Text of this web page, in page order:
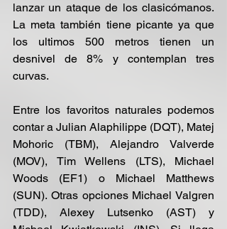
lanzar un ataque de los clasicómanos.
La meta también tiene picante ya que
los ultimos 500 metros tienen un
desnivel de 8% y contemplan tres
curvas.
Entre los favoritos naturales podemos
contar a Julian Alaphilippe (DQT), Matej
Mohoric (TBM), Alejandro Valverde
(MOV), Tim Wellens (LTS), Michael
Woods (EF1) o Michael Matthews
(SUN). Otras opciones Michael Valgren
(TDD), Alexey Lutsenko (AST) y